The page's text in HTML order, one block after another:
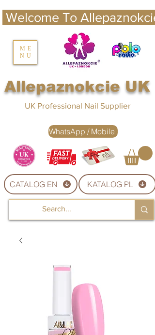
Welcome To
nails UK
Allepaznokcie UK
ME
NU
UK Professional Nail Supplier
CATALOG EN KATALOG PL
WhatsApp / Mobile